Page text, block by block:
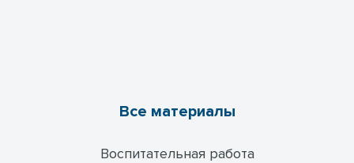
Все материалы
Воспитательная работа